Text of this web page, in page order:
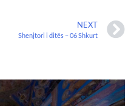
NEXT
Shenjtori i ditës – 06 Shkurt